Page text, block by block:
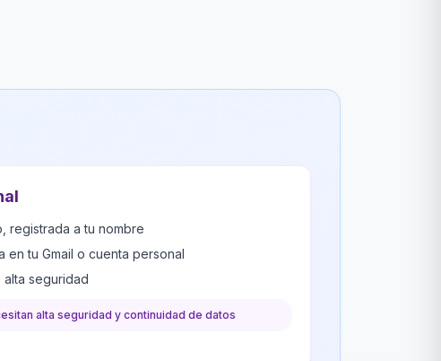
registrada a tu nombre
en tu Gmail o cuenta personal
alta seguridad
alta seguridad y continuidad de datos